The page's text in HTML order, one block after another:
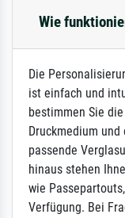
Wie
Die
ist einfach und
bestimmen Sie
Druckmedium
passende
hinaus stehen
wie
Verfügung. Bei